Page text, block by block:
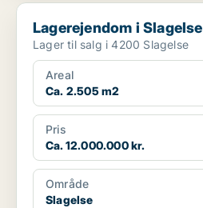
Lagerejendom i Slagelse
Lagerejendom i Slagelse
Lager til salg i 4200 Slagelse
Areal
Ca. 2.505 m2
Pris
Ca. 12.000.000 kr.
Område
Slagelse